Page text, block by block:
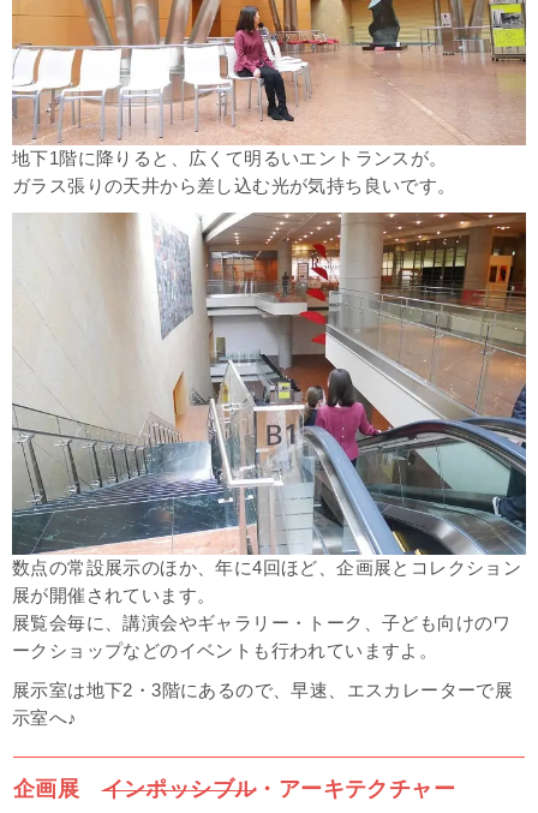
地下1階に降りると、広くて明るいエントランスが。
ガラス張りの天井から差し込む光が気持ち良いです。
数点の常設展示のほか、年に4回ほど、企画展とコレクション
展が開催されています。
展覧会毎に、講演会やギャラリー・トーク、子ども向けのワ
ークショップなどのイベントも行われていますよ。
展示室は地下2・3階にあるので、早速、エスカレーターで展
示室へ♪
企画展インポッシブル・アーキテクチャー